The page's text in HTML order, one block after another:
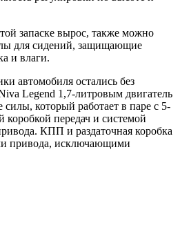
запаске вырос, также можно
для сидений, защищающие
и влаги.
автомобиля остались без
Legend 1,7-литровым двигатель
который работает в паре с 5-
коробкой передач и системой
КПП и раздаточная коробка
привода, исключающими